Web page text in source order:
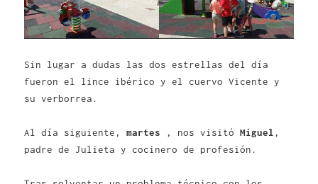
Sin lugar a dudas las dos estrellas del día
fueron el lince ibérico y el cuervo Vicente y
su verborrea.
Al día siguiente,martes , nos visitóMiguel,
padre de Julieta y cocinero de profesión.